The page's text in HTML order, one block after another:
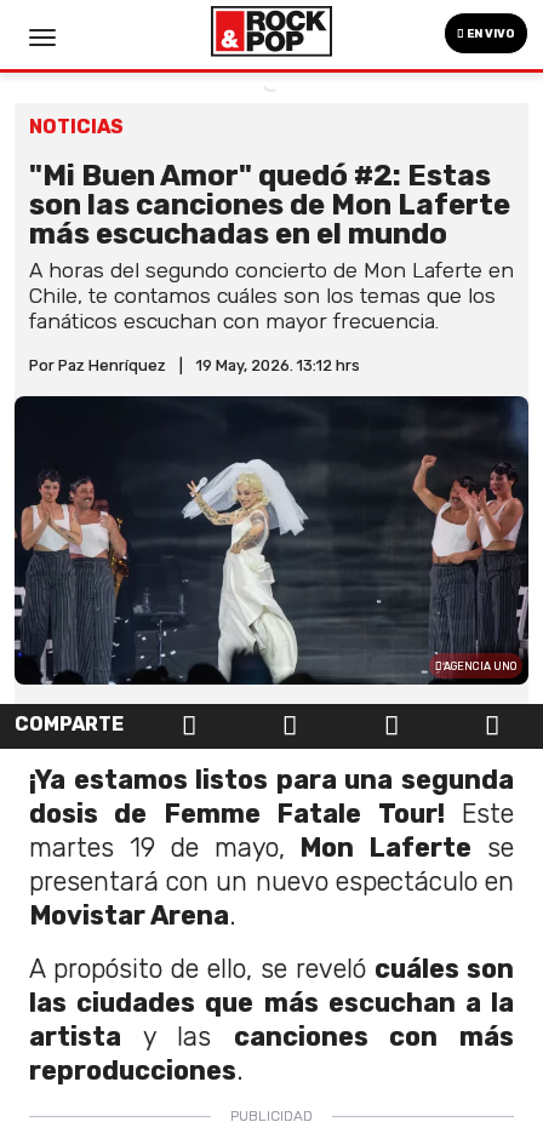
EN VIVO
NOTICIAS
"Mi Buen Amor" quedó #2: Estas
son las canciones de Mon Laferte
más escuchadas en el mundo
A horas del segundo concierto de Mon Laferte en
Chile, te contamos cuáles son los temas que los
fanáticos escuchan con mayor frecuencia.
Por Paz Henríquez 19 May, 2026. 13:12 hrs
AGENCIA UNO
COMPARTE
¡Ya estamos listos para una segunda
dosis de Femme Fatale Tour! Este
martes 19 de mayo, Mon Laferte se
presentará con un nuevo espectáculo en
Movistar Arena.
A propósito de ello, se reveló cuáles son
las ciudades que más escuchan a la
artista y las canciones con más
reproducciones.